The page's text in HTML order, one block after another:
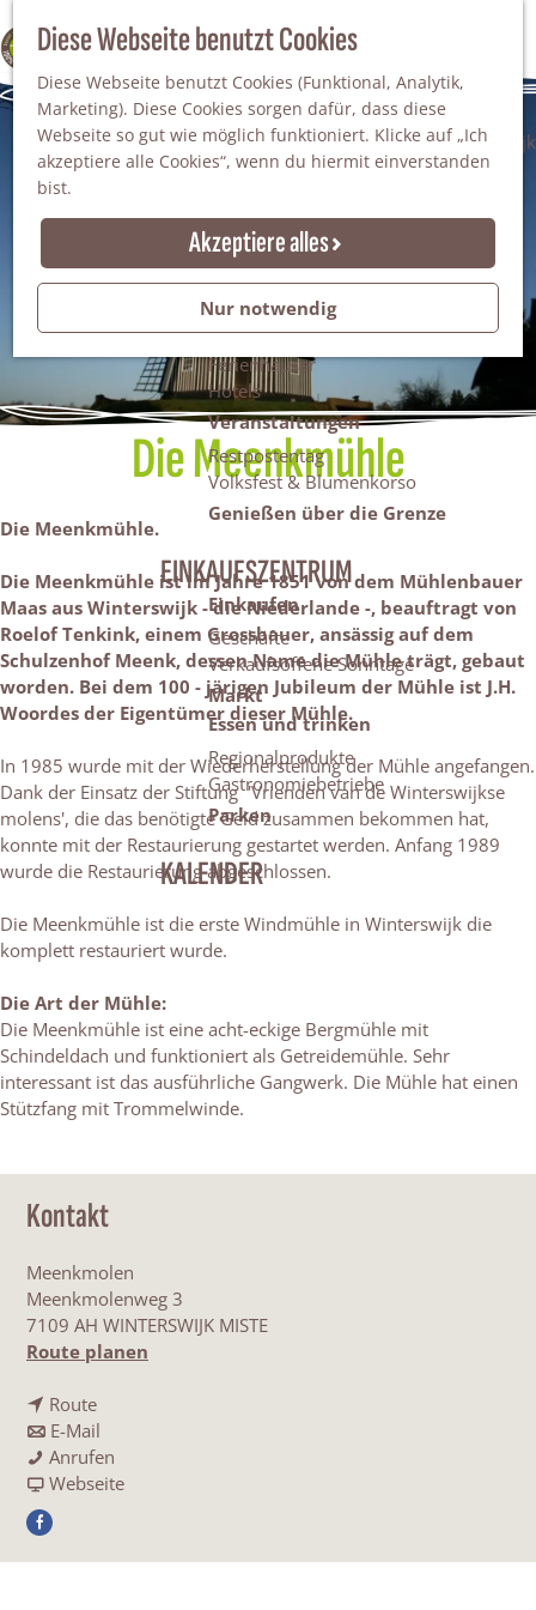
Diese Webseite benutzt Cookies
Diese Webseite benutzt Cookies (Funktional, Analytik,
Marketing). Diese Cookies sorgen dafür, dass diese
Webseite so gut wie möglich funktioniert. Klicke auf „Ich
akzeptiere alle Cookies“, wenn du hiermit einverstanden
bist.
Akzeptiere alles
Nur notwendig
100% WINTERSWIJK
S
u
c
h
e
n
M
e
n
ü
Da staunt man!
Freiheitsbäume
Natur
Naturgebiete
Nationaler Landschaftspark Winterswijk
Der Steingrube
Gärten & Parks
Übernachten
Campingplätze & Ferienparks
Gruppenunterkünfte
Bed & Breakfasts
Ferienhäuser
Hotels
Veranstaltungen
Restpostentag
Volksfest & Blumenkorso
Genießen über die Grenze
EINKAUFSZENTRUM
Einkaufen
Geschäfte
Verkaufsoffene Sonntage
Markt
Essen und trinken
Regionalprodukte
Gastronomiebetriebe
Parken
KALENDER
Die Meenkmühle
Die Meenkmühle.
Die Meenkmühle ist im Jahre 1851 von dem Mühlenbauer
Maas aus Winterswijk - die Niederlande -, beauftragt von
Roelof Tenkink, einem Grossbauer, ansässig auf dem
Schulzenhof Meenk, dessen Name die Mühle trägt, gebaut
worden. Bei dem 100 - järigen Jubileum der Mühle ist J.H.
Woordes der Eigentümer dieser Mühle.
In 1985 wurde mit der Wiederherstellung der Mühle angefangen.
Dank der Einsatz der Stiftung 'Vrienden van de Winterswijkse
molens', die das benötigte Geld zusammen bekommen hat,
konnte mit der Restaurierung gestartet werden. Anfang 1989
wurde die Restaurierung abgeschlossen.
Die Meenkmühle ist die erste Windmühle in Winterswijk die
komplett restauriert wurde.
Die Art der Mühle:
Die Meenkmühle ist eine acht-eckige Bergmühle mit
Schindeldach und funktioniert als Getreidemühle. Sehr
interessant ist das ausführliche Gangwerk. Die Mühle hat einen
Stützfang mit Trommelwinde.
Kontakt
Meenkmolen
Meenkmolenweg 3
7109 AH WINTERSWIJK MISTE
Route planen
e
Routeb
i
s
D
M
E-Mail
i
s
e
Anrufen
i
e
Webseitea
i
F
a